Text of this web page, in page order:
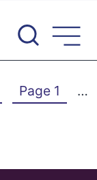
Page 1
…